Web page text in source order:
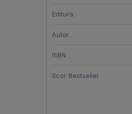
Editura
Autor
ISBN
Scor Bestseller